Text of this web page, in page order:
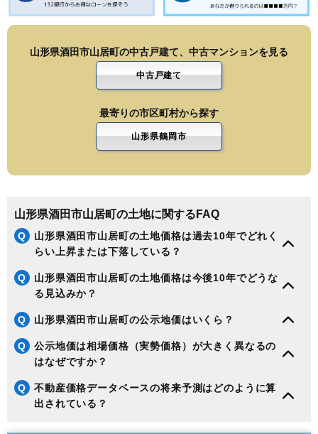
山形県酒田市山居町の中古戸建て、中古マンションを見る
中古戸建て
最寄りの市区町村から探す
山形県鶴岡市
山形県酒田市山居町の土地に関するFAQ
Q
山形県酒田市山居町の土地価格は過去10年でどれく
らい上昇または下落している？
Q
山形県酒田市山居町の土地価格は今後10年でどうな
る見込みか？
Q 山形県酒田市山居町の公示地価はいくら？
Q
公示地価は相場価格（実勢価格）が大きく異なるの
はなぜですか？
Q
不動産価格データベースの将来予測はどのように算
出されている？